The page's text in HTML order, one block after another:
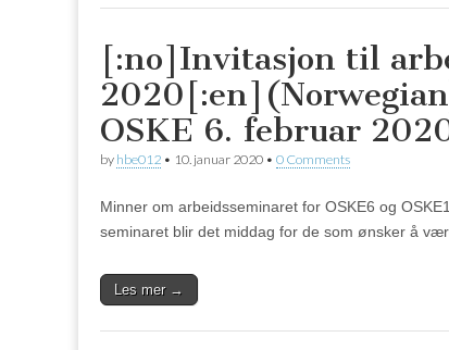
[:no]Invitasjon til
OSKE 6. februar
by hbe012 • 10. januar 2020 • 0 Comments
Minner om arbeidsseminaret for OSKE6 og
seminaret blir det middag for de som ønsker å
Les mer →